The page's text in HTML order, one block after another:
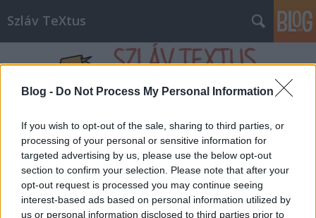
Blog - Do Not Process My Personal Information
If you wish to opt-out of the sale, sharing to third parties, or
processing of your personal or sensitive information for
targeted advertising by us, please use the below opt-out
section to confirm your selection. Please note that after your
opt-out request is processed you may continue seeing
interest-based ads based on personal information utilized by
us or personal information disclosed to third parties prior to
Szláv TeXtus
Címkék»Libri_Könyvkiadó
"Mit ér egy könyv, ha szláv szerző
tollából származik? "Kerekasztal